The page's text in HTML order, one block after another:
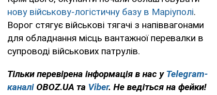
нову військову-логістичну базу в Маріуполі.
Ворог стягує військові тягачі з напіввагонами
для обладнання місць вантажної перевалки в
супроводі військових патрулів.
Тільки перевірена інформація в нас у Telegram-
каналі OBOZ.UA та Viber. Не ведіться на фейки!